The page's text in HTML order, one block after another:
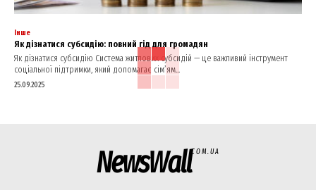
Інше
Як дізнатися субсидію: повний гід для громадян
Як дізнатися субсидію Система житлових субсидій — це важливий інструмент
соціальної підтримки, який допомагає сім’ям...
25.09.2025
NewsWallCOM.UA